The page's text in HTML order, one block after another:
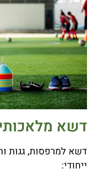
דשא
דשא למרפסות, גגות
ייחודי: